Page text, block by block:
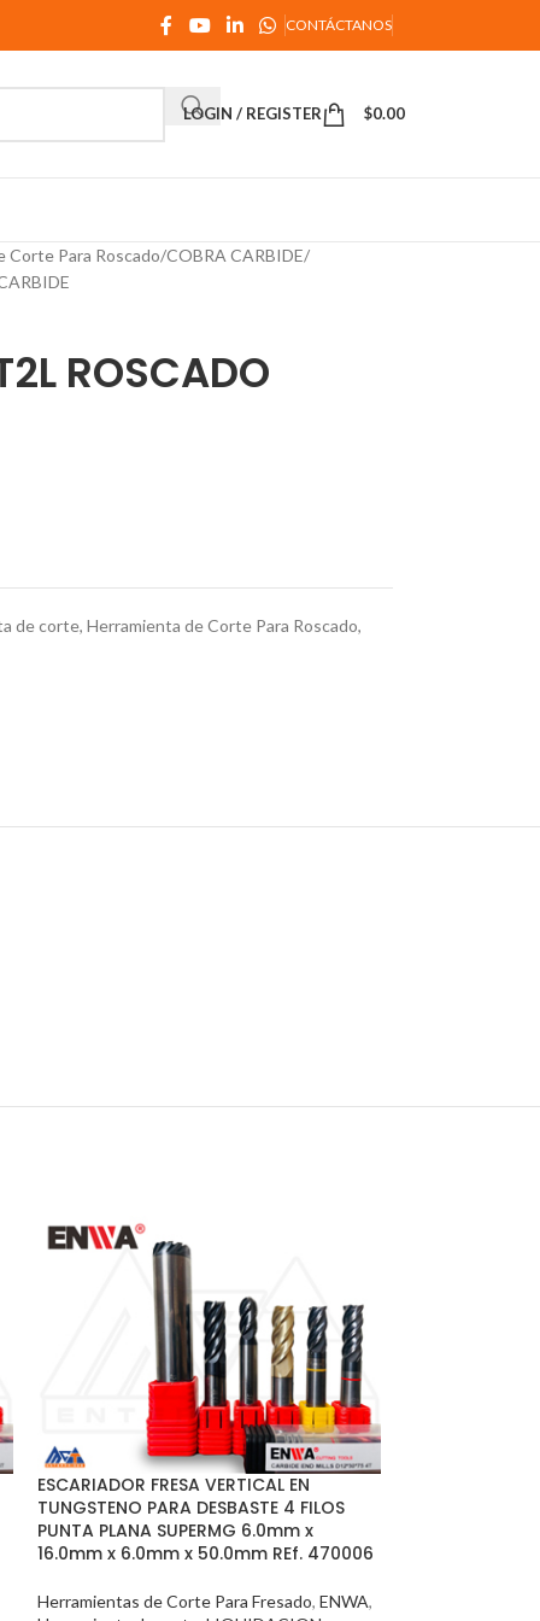
CONTÁCTANOS
LOGIN / REGISTER $0.00
Corte Para Roscado COBRA CARBIDE
ROSCADO
de corte, Herramienta de Corte Para Roscado,
ESCARIADOR FRESA VERTICAL EN
TUNGSTENO PARA DESBASTE 4 FILOS
PUNTA PLANA SUPERMG 6.0mm x
16.0mm x 6.0mm x 50.0mm REf. 470006
Herramientas de Corte Para Fresado, ENWA,